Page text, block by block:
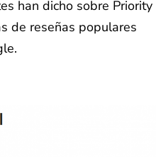
han dicho sobre Priority
de reseñas populares